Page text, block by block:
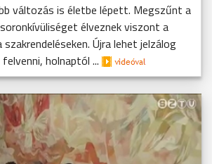
változás is életbe lépett. Megszűnt a
élveznek viszont a
Újra lehet jelzálog
holnaptól ...